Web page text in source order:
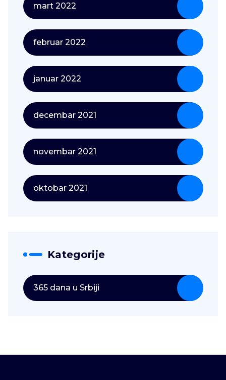
mart 2022
februar 2022
januar 2022
decembar 2021
novembar 2021
oktobar 2021
Kategorije
365 dana u Srbiji